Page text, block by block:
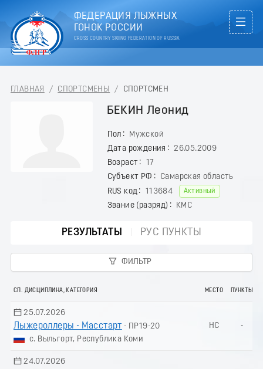
ФЕДЕРАЦИЯ ЛЫЖНЫХ
ГОНОК РОССИИ
CROSS COUNTRY SKIING FEDERATION OF RUSSIA
ГЛАВНАЯ / СПОРТСМЕНЫ / СПОРТСМЕН
БЕКИН Леонид
Пол
Мужской
Дата рождения
26.05.2009
Возраст
17
Субъект РФ
Самарская область
RUS код
113684 Активный
Звание (разряд) КМС
РЕЗУЛЬТАТЫ РУС ПУНКТЫ
ФИЛЬТР
СП. ДИСЦИПЛИНА, КАТЕГОРИЯ МЕСТО ПУНКТЫ
25.07.2026
Лыжероллеры - Масстарт - ПР19-20
с. Выльгорт, Республика Коми
НС -
24.07.2026